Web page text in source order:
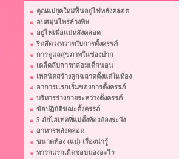
คุณแม่ยุคใหม่ฟื้นอยู่ไฟหลังคลอด
อบสมุนไพรล้างพิษ
อยู่ไฟเพื่อแม่หลังคลอด
ริดสีดวงทวารกับการตั้งครรภ์
การดูแลสุขภาพในช่องปาก
เคล็ดลับการกล่อมเด็กนอน
เทคนิคสร้างลูกฉลาดตั้งแต่ในท้อง
อาการเเรกเริ่มของการตั้งครรภ์
บริหารร่างกายระหว่างตั้งครรภ์
ข้อปฏิบัติขณะตั้งครรภ์
5 ภัยไฮเทคที่แม่ตั้งท้องต้องระวัง
อาหารหลังคลอด
ขนาดท้อง (แม่) เรื่องน่ารู้
ทารกแรกเกิดชอบมองอะไร